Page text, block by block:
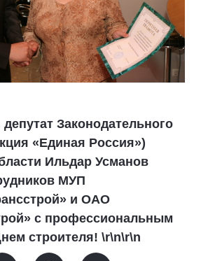
депутат Законодательного
«Единая Россия»)
Ильдар Усманов
МУП
и ОАО
с профессиональным
строителя! \r\n\r\n